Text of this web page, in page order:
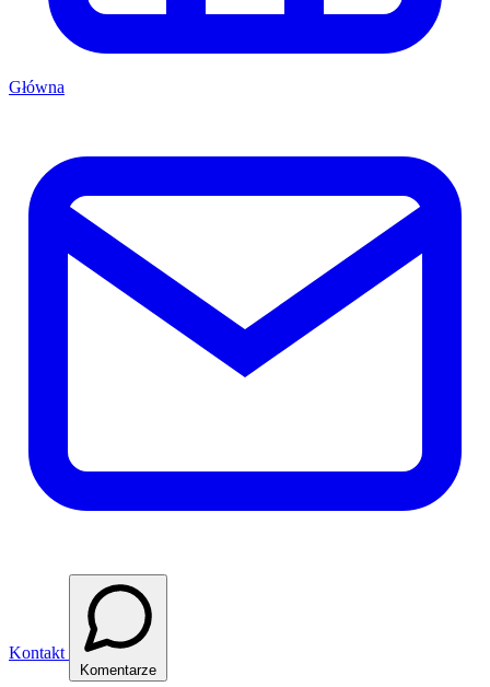
Główna
Kontakt
Komentarze